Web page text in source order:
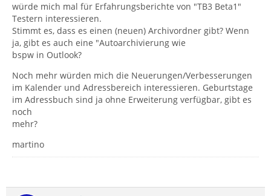
würde mich mal für Erfahrungsberichte von "TB3 Beta1"
Testern interessieren.
Stimmt es, dass es einen (neuen) Archivordner gibt? Wenn
ja, gibt es auch eine "Autoarchivierung wie
bspw in Outlook?
Noch mehr würden mich die Neuerungen/Verbesserungen
im Kalender und Adressbereich interessieren. Geburtstage
im Adressbuch sind ja ohne Erweiterung verfügbar, gibt es
noch
mehr?
martino